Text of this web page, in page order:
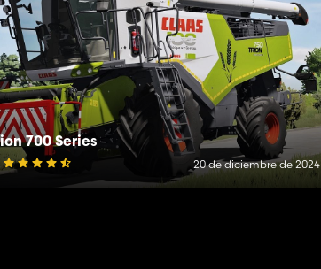
700 Series
20 de diciembre de 2024